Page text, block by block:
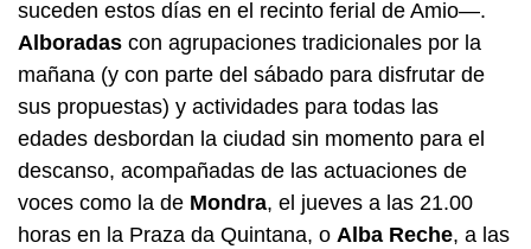
suceden estos días en el recinto ferial de Amio—.
Alboradas con agrupaciones tradicionales por la
mañana (y con parte del sábado para disfrutar de
sus propuestas) y actividades para todas las
edades desbordan la ciudad sin momento para el
descanso, acompañadas de las actuaciones de
voces como la de Mondra, el jueves a las 21.00
horas en la Praza da Quintana, o Alba Reche, a las